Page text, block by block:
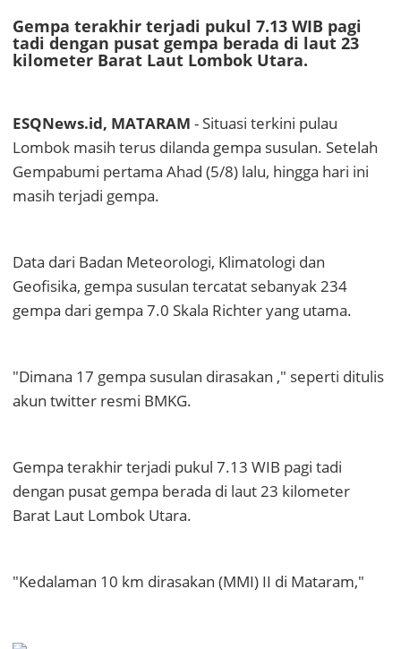
Gempa terakhir terjadi pukul 7.13 WIB pagi
tadi dengan pusat gempa berada di laut 23
kilometer Barat Laut Lombok Utara.
ESQNews.id, MATARAM - Situasi terkini pulau
Lombok masih terus dilanda gempa susulan. Setelah
Gempabumi pertama Ahad (5/8) lalu, hingga hari ini
masih terjadi gempa.
Data dari Badan Meteorologi, Klimatologi dan
Geofisika, gempa susulan tercatat sebanyak 234
gempa dari gempa 7.0 Skala Richter yang utama.
"Dimana 17 gempa susulan dirasakan ," seperti ditulis
akun twitter resmi BMKG.
Gempa terakhir terjadi pukul 7.13 WIB pagi tadi
dengan pusat gempa berada di laut 23 kilometer
Barat Laut Lombok Utara.
"Kedalaman 10 km dirasakan (MMI) II di Mataram,"